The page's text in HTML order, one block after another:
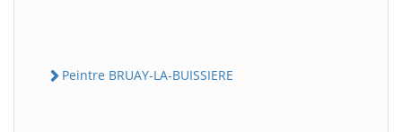
Peintre BRUAY-LA-BUISSIERE